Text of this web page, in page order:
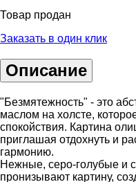
Товар продан
Заказать в один клик
Описание
"Безмятежность" - это
маслом на холсте,
спокойствия. Картина
приглашая отдохнуть и
гармонию.
Нежные, серо-голубые и
пронизывают картину,